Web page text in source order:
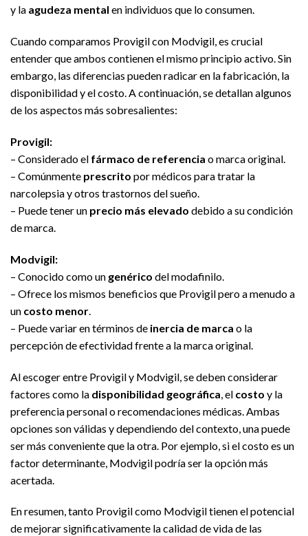
y la agudeza mental en individuos que lo consumen.
Cuando comparamos Provigil con Modvigil, es crucial
entender que ambos contienen el mismo principio activo. Sin
embargo, las diferencias pueden radicar en la fabricación, la
disponibilidad y el costo. A continuación, se detallan algunos
de los aspectos más sobresalientes:
Provigil:
– Considerado el fármaco de referencia o marca original.
– Comúnmente prescrito por médicos para tratar la
narcolepsia y otros trastornos del sueño.
– Puede tener un precio más elevado debido a su condición
de marca.
Modvigil:
– Conocido como un genérico del modafinilo.
– Ofrece los mismos beneficios que Provigil pero a menudo a
un costo menor.
– Puede variar en términos de inercia de marca o la
percepción de efectividad frente a la marca original.
Al escoger entre Provigil y Modvigil, se deben considerar
factores como la disponibilidad geográfica , el costo y la
preferencia personal o recomendaciones médicas. Ambas
opciones son válidas y dependiendo del contexto, una puede
ser más conveniente que la otra. Por ejemplo, si el costo es un
factor determinante, Modvigil podría ser la opción más
acertada.
En resumen, tanto Provigil como Modvigil tienen el potencial
de mejorar significativamente la calidad de vida de las